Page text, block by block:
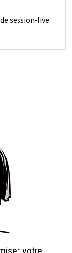
session-live
votre